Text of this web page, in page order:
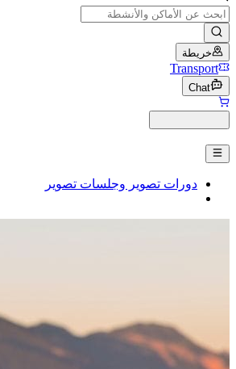
خريطة
Transport
Chat
دورات تصوير وجلسات تصوير